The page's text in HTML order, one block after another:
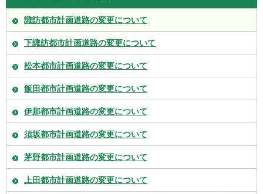
諏訪都市計画道路の変更について
下諏訪都市計画道路の変更について
松本都市計画道路の変更について
飯田都市計画道路の変更について
伊那都市計画道路の変更について
須坂都市計画道路の変更について
茅野都市計画道路の変更について
上田都市計画道路の変更について